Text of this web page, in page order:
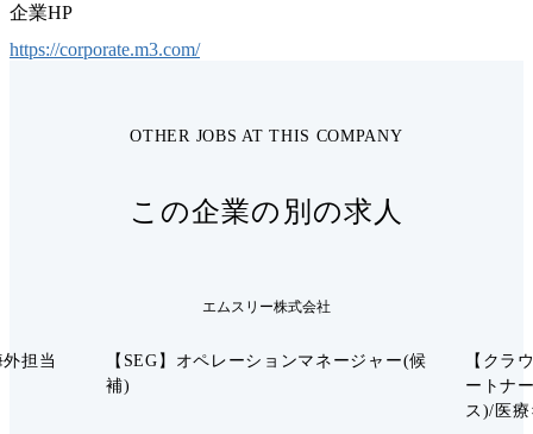
企業HP
https://corporate.m3.com/
OTHER JOBS AT THIS COMPANY
この企業の別の求人
担当
エムスリー株式会社
【SEG】オペレーションマネージャー(候
補)
【クラ
ートナ
ス)/医療